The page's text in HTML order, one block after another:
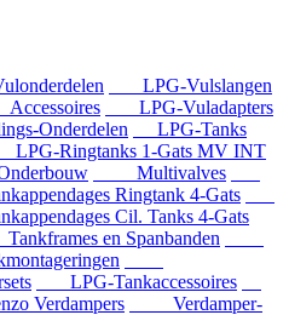
LPG-Vulslangen
LPG-Vuladapters
Onderdelen
LPG-Tanks
Ringtanks 1-Gats MV INT
Multivalves
Ringtank 4-Gats
Cil. Tanks 4-Gats
en Spanbanden
LPG-Tankaccessoires
Verdampers
Verdamper-